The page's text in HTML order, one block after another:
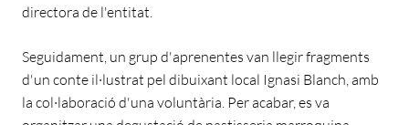
directora de l'entitat.
Seguidament, un grup d'aprenentes van llegir fragments
d'un conte il·lustrat pel dibuixant local Ignasi Blanch, amb
la col·laboració d'una voluntària. Per acabar, es va